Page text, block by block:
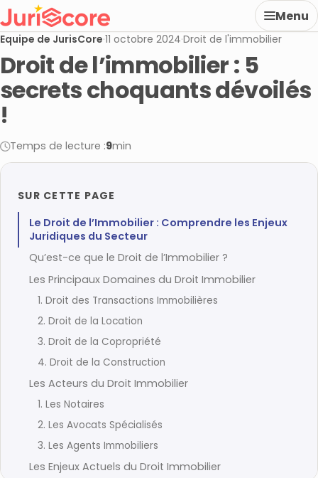
Menu
Equipe de JurisCore·11 octobre 2024·Droit de l'immobilier
Droit de l’immobilier : 5
secrets choquants dévoilés
!
Temps de lecture :9min
SUR CETTE PAGE
Le Droit de l’Immobilier : Comprendre les Enjeux
Juridiques du Secteur
Qu’est-ce que le Droit de l’Immobilier ?
Les Principaux Domaines du Droit Immobilier
1. Droit des Transactions Immobilières
2. Droit de la Location
3. Droit de la Copropriété
4. Droit de la Construction
Les Acteurs du Droit Immobilier
1. Les Notaires
2. Les Avocats Spécialisés
3. Les Agents Immobiliers
Les Enjeux Actuels du Droit Immobilier